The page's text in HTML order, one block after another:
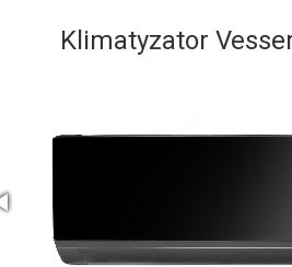
Klimatyzator